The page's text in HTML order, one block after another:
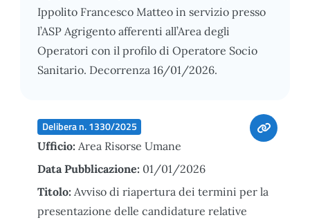
Ippolito Francesco Matteo in servizio presso
l’ASP Agrigento afferenti all’Area degli
Operatori con il profilo di Operatore Socio
Sanitario. Decorrenza 16/01/2026.
Delibera n. 1330/2025
Ufficio: Area Risorse Umane
Data Pubblicazione: 01/01/2026
Titolo: Avviso di riapertura dei termini per la
presentazione delle candidature relative